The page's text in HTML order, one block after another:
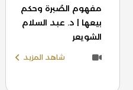
مفهوم الصُبرة وحكم
بيعها | د. عبد السلام
الشويعر
شاهد المزيد